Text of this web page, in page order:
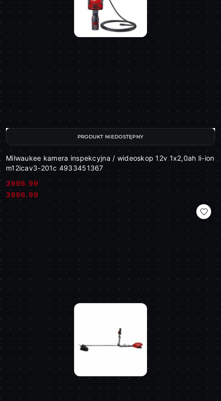
Milwaukee kamera inspekcyjna / wideoskop 12v 1x2,0ah li-ion
m12icav3-201c 4933451367
Cena:
3996.99
Cena:
3996.99
PRODUKT NIEDOSTĘPNY